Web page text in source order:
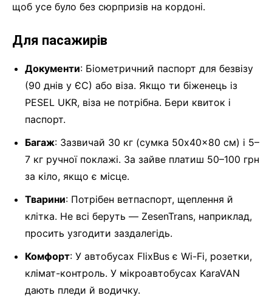
щоб усе було без сюрпризів на кордоні.
Для пасажирів
Документи: Біометричний паспорт для безвізу
(90 днів у ЄС) або віза. Якщо ти біженець із
PESEL UKR, віза не потрібна. Бери квиток і
паспорт.
Багаж: Зазвичай 30 кг (сумка 50x40x80 см) і 5–
7 кг ручної поклажі. За зайве платиш 50–100 грн
за кіло, якщо є місце.
Тварини: Потрібен ветпаспорт, щеплення й
клітка. Не всі беруть — ZesenTrans, наприклад,
просить узгодити заздалегідь.
Комфорт: У автобусах FlixBus є Wi-Fi, розетки,
клімат-контроль. У мікроавтобусах KaraVAN
дають пледи й водичку.